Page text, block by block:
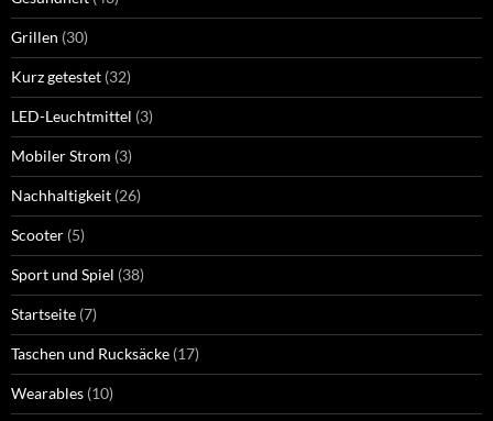
Grillen (30)
Kurz getestet (32)
LED-Leuchtmittel (3)
Mobiler Strom (3)
Nachhaltigkeit (26)
Scooter (5)
Sport und Spiel (38)
Startseite (7)
Taschen und Rucksäcke (17)
Wearables (10)